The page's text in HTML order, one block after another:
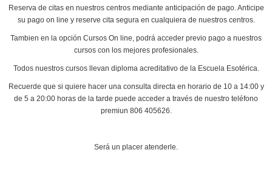
Reserva de citas en nuestros centros mediante anticipación de pago. Anticipe
su pago on line y reserve cita segura en cualquiera de nuestros centros.
Tambien en la opción Cursos On line, podrá acceder previo pago a nuestros
cursos con los mejores profesionales.
Todos nuestros cursos llevan diploma acreditativo de la Escuela Esotérica.
Recuerde que si quiere hacer una consulta directa en horario de 10 a 14:00 y
de 5 a 20:00 horas de la tarde puede acceder a través de nuestro teléfono
premiun 806 405626.
Será un placer atenderle.